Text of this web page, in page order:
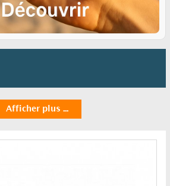
Afficher plus ...